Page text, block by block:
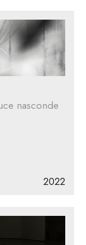
nasconde
2022